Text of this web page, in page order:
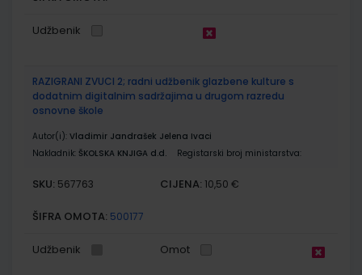
Udžbenik
RAZIGRANI ZVUCI 2; radni udžbenik glazbene kulture s
dodatnim digitalnim sadržajima u drugom razredu
osnovne škole
Autor(i): Vladimir Jandrašek Jelena Ivaci
Nakladnik: ŠKOLSKA KNJIGA d.d. Registarski broj ministarstva:
SKU: 567763 CIJENA: 10,50 €
ŠIFRA OMOTA: 500177
Udžbenik Omot